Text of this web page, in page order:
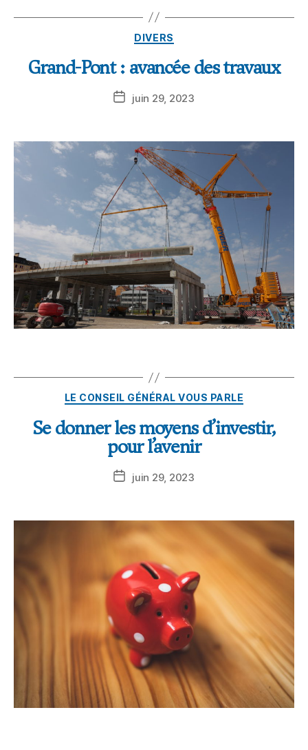
DIVERS
Grand-Pont : avancée des travaux
juin 29, 2023
LE CONSEIL GÉNÉRAL VOUS PARLE
Se donner les moyens d’investir,
pour l’avenir
juin 29, 2023